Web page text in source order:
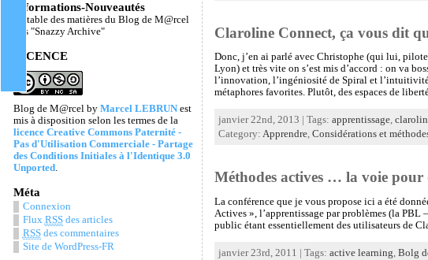
Informations-Nouveautés
La table des matières du Blog de M@rcel
Les "Snazzy Archive"
LICENCE
Blog de M@rcelby Marcel LEBRUNest
mis à disposition selon les termes de la
licence Creative Commons Paternité -
Pas d'Utilisation Commerciale - Partage
des Conditions Initiales à l'Identique 3.0
Unported.
Méta
Connexion
Flux RSSdes articles
RSSdes commentaires
Site de WordPress-FR
Claroline Connect, ça vous dit
Donc, j’en ai parlé avec Christophe (qui lui,
Lyon) et très vite on s’est mis d’accord : on va
l’innovation, l’ingéniosité de Spiral et
métaphores favorites. Plutôt, des espaces de
janvier 22nd, 2013 | Tags: apprentissage,
Category: Apprendre, Considérations et
Méthodes actives … la voie pour
La conférence que je vous propose ici a été
Actives », l’apprentissage par problèmes (la
public étant essentiellement des utilisateurs de
janvier 23rd, 2011 | Tags: active learning Bolg